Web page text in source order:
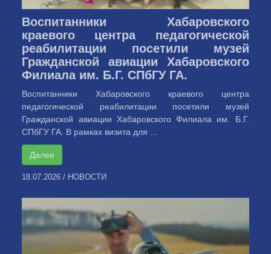
Воспитанники Хабаровского
краевого центра педагогической
реабилитации посетили музей
Гражданской авиации Хабаровского
Филиала им. Б.Г. СПбГУ ГА.
Воспитанники Хабаровского краевого центра
педагогической реабилитации посетили музей
Гражданской авиации Хабаровского Филиала им. Б.Г.
СПбГУ ГА. В рамках визита для ...
Далее
18.07.2026 / НОВОСТИ